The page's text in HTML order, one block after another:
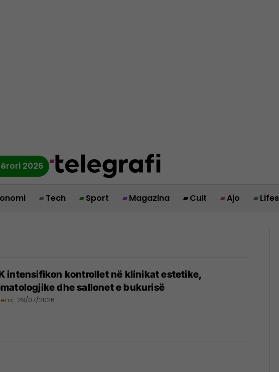
2026
Tech Sport Magazina Cult Ajo
intensifikon kontrollet në klinikat estetike,
dhe sallonet e bukurisë
28/07/2026